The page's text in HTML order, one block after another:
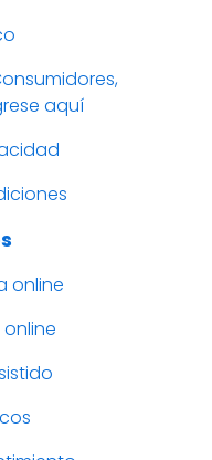
aquí
online